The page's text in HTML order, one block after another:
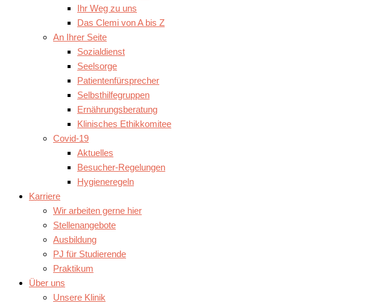
Ihr Weg zu uns
Das Clemi von A bis Z
An Ihrer Seite
Sozialdienst
Seelsorge
Patientenfürsprecher
Selbsthilfegruppen
Ernährungsberatung
Klinisches Ethikkomitee
Covid-19
Aktuelles
Besucher-Regelungen
Hygieneregeln
Karriere
Wir arbeiten gerne hier
Stellenangebote
Ausbildung
PJ für Studierende
Praktikum
Über uns
Unsere Klinik